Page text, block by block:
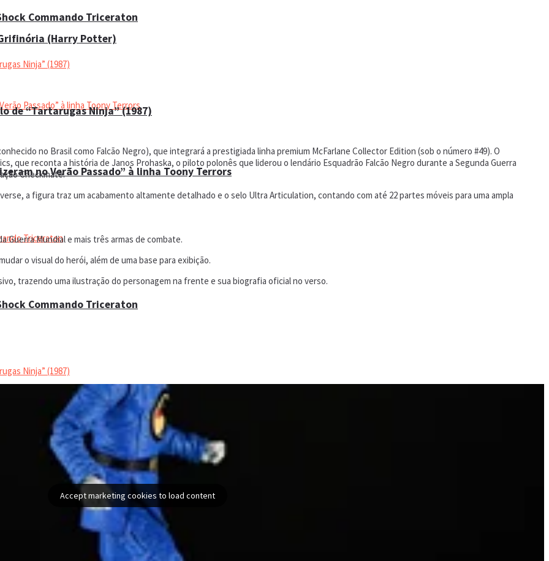
(Harry Potter)
no Verão Passado” à linha Toony Terrors
Commando Triceraton
de “Tartarugas Ninja” (1987)
Commando Triceraton
de “Tartarugas Ninja” (1987)
no Brasil como Falcão Negro), que integrará a prestigiada linha premium McFarlane Collector Edition (sob o número #49). O
que reconta a história de Janos Prohaska, o piloto polonês que liderou o lendário Esquadrão Falcão Negro durante a Segunda Guerra
Checkmate.
a figura traz um acabamento altamente detalhado e o selo Ultra Articulation, contando com até 22 partes móveis para uma ampla
Guerra Mundial e mais três armas de combate.
o visual do herói, além de uma base para exibição.
trazendo uma ilustração do personagem na frente e sua biografia oficial no verso.
Accept marketing cookies to load content